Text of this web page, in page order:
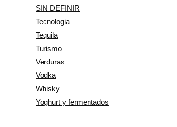
SIN DEFINIR
Tecnologia
Tequila
Turismo
Verduras
Vodka
Whisky
Yoghurt y fermentados